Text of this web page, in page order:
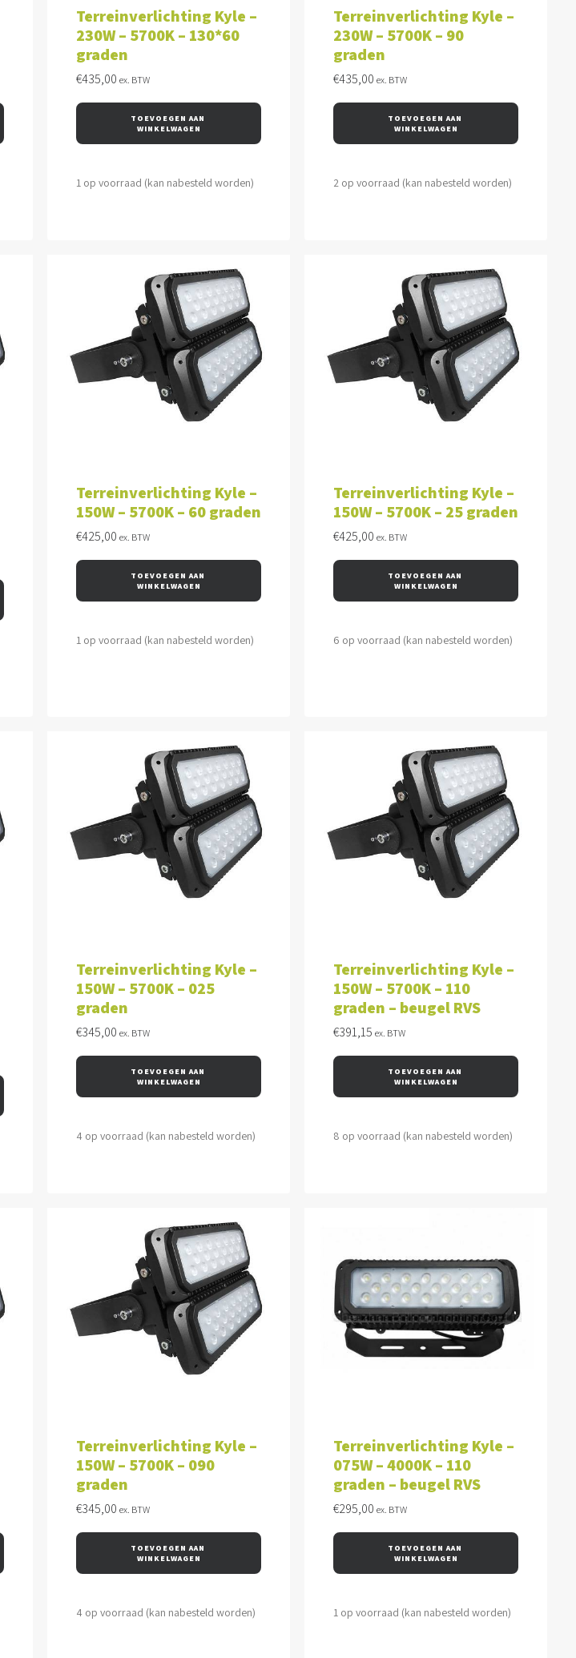
Terreinverlichting Kyle –
230W – 5700K – 130*60
graden
€435,00 ex. BTW
TOEVOEGEN AAN
WINKELWAGEN
1 op voorraad (kan nabesteld worden)
Terreinverlichting Kyle –
230W – 5700K – 90
graden
€435,00 ex. BTW
TOEVOEGEN AAN
WINKELWAGEN
2 op voorraad (kan nabesteld worden)
Terreinverlichting Kyle –
150W – 5700K – 60 graden
€425,00 ex. BTW
TOEVOEGEN AAN
WINKELWAGEN
1 op voorraad (kan nabesteld worden)
Terreinverlichting Kyle –
150W – 5700K – 25 graden
€425,00 ex. BTW
TOEVOEGEN AAN
WINKELWAGEN
6 op voorraad (kan nabesteld worden)
Terreinverlichting Kyle –
150W – 5700K – 025
graden
€345,00 ex. BTW
TOEVOEGEN AAN
WINKELWAGEN
4 op voorraad (kan nabesteld worden)
Terreinverlichting Kyle –
150W – 5700K – 110
graden – beugel RVS
€391,15 ex. BTW
TOEVOEGEN AAN
WINKELWAGEN
8 op voorraad (kan nabesteld worden)
Terreinverlichting Kyle –
150W – 5700K – 090
graden
€345,00 ex. BTW
TOEVOEGEN AAN
WINKELWAGEN
4 op voorraad (kan nabesteld worden)
Terreinverlichting Kyle –
075W – 4000K – 110
graden – beugel RVS
€295,00 ex. BTW
TOEVOEGEN AAN
WINKELWAGEN
1 op voorraad (kan nabesteld worden)